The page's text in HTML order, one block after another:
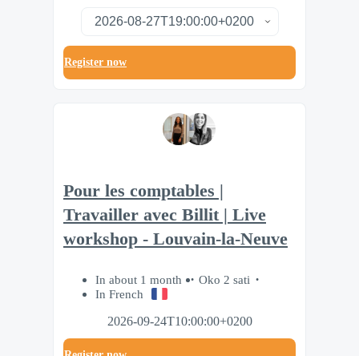
Register now
Pour les comptables |
Travailler avec Billit | Live
workshop - Louvain-la-Neuve
In about 1 month
Oko 2 sati
In French
2026-09-24T10:00:00+0200